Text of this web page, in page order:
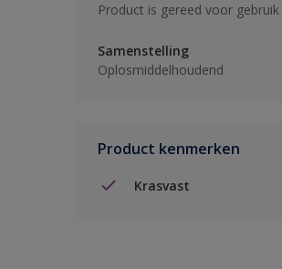
Product is gereed voor gebruik
Samenstelling
Oplosmiddelhoudend
Product kenmerken
Krasvast